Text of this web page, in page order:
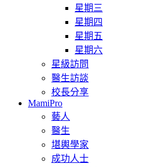
星期三
星期四
星期五
星期六
星級訪問
醫生訪談
校長分享
MamiPro
藝人
醫生
堪輿學家
成功人士